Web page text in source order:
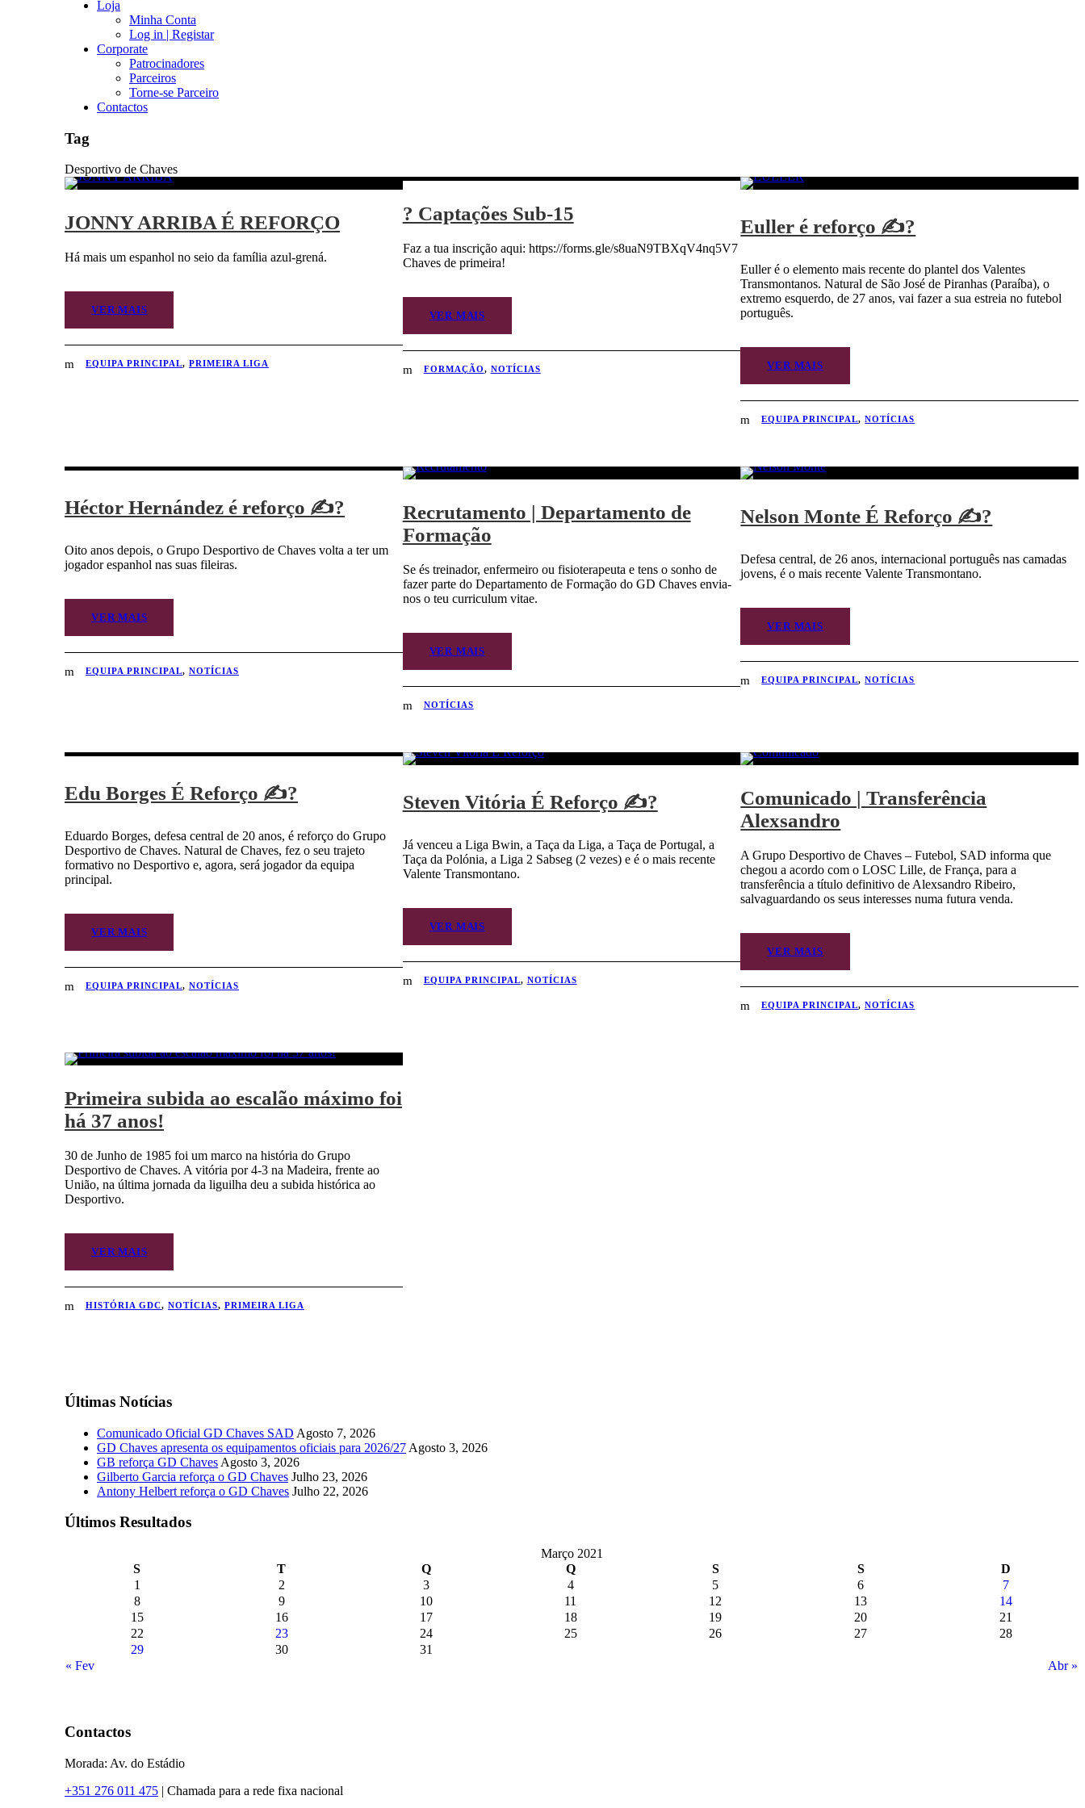
Loja
Minha Conta
Log in | Registar
Corporate
Patrocinadores
Parceiros
Torne-se Parceiro
Contactos
Tag
Desportivo de Chaves
JONNY ARRIBA É REFORÇO
Há mais um espanhol no seio da família azul-grená.
VER MAIS
EQUIPA PRINCIPAL, PRIMEIRA LIGA
? Captações Sub-15
Faz a tua inscrição aqui: https://forms.gle/s8uaN9TBXqV4nq5V7
Chaves de primeira!
VER MAIS
FORMAÇÃO, NOTÍCIAS
Euller é reforço ✍?
Euller é o elemento mais recente do plantel dos Valentes
Transmontanos. Natural de São José de Piranhas (Paraíba), o
extremo esquerdo, de 27 anos, vai fazer a sua estreia no futebol
português.
VER MAIS
EQUIPA PRINCIPAL, NOTÍCIAS
Héctor Hernández é reforço ✍?
Oito anos depois, o Grupo Desportivo de Chaves volta a ter um
jogador espanhol nas suas fileiras.
VER MAIS
EQUIPA PRINCIPAL, NOTÍCIAS
Recrutamento | Departamento de
Formação
Se és treinador, enfermeiro ou fisioterapeuta e tens o sonho de
fazer parte do Departamento de Formação do GD Chaves envia-
nos o teu curriculum vitae.
VER MAIS
NOTÍCIAS
Nelson Monte É Reforço ✍?
Defesa central, de 26 anos, internacional português nas camadas
jovens, é o mais recente Valente Transmontano.
VER MAIS
EQUIPA PRINCIPAL, NOTÍCIAS
Edu Borges É Reforço ✍?
Eduardo Borges, defesa central de 20 anos, é reforço do Grupo
Desportivo de Chaves. Natural de Chaves, fez o seu trajeto
formativo no Desportivo e, agora, será jogador da equipa
principal.
VER MAIS
EQUIPA PRINCIPAL, NOTÍCIAS
Steven Vitória É Reforço ✍?
Já venceu a Liga Bwin, a Taça da Liga, a Taça de Portugal, a
Taça da Polónia, a Liga 2 Sabseg (2 vezes) e é o mais recente
Valente Transmontano.
VER MAIS
EQUIPA PRINCIPAL, NOTÍCIAS
Comunicado | Transferência
Alexsandro
A Grupo Desportivo de Chaves – Futebol, SAD informa que
chegou a acordo com o LOSC Lille, de França, para a
transferência a título definitivo de Alexsandro Ribeiro,
salvaguardando os seus interesses numa futura venda.
VER MAIS
EQUIPA PRINCIPAL, NOTÍCIAS
Primeira subida ao escalão máximo foi
há 37 anos!
30 de Junho de 1985 foi um marco na história do Grupo
Desportivo de Chaves. A vitória por 4-3 na Madeira, frente ao
União, na última jornada da liguilha deu a subida histórica ao
Desportivo.
VER MAIS
HISTÓRIA GDC, NOTÍCIAS, PRIMEIRA LIGA
Últimas Notícias
Comunicado Oficial GD Chaves SAD Agosto 7, 2026
GD Chaves apresenta os equipamentos oficiais para 2026/27 Agosto 3, 2026
GB reforça GD Chaves Agosto 3, 2026
Gilberto Garcia reforça o GD Chaves Julho 23, 2026
Antony Helbert reforça o GD Chaves Julho 22, 2026
Últimos Resultados
Março 2021
S
T Q Q S S D
« Fev Abr »
1 2 3 4 5 6
7
8
9 10 11 12 13
14
15
16 17 18 19 20
21
22
23 24 25 26 27
28
29
30 31
Contactos
Morada: Av. do Estádio
+351 276 011 475 | Chamada para a rede fixa nacional